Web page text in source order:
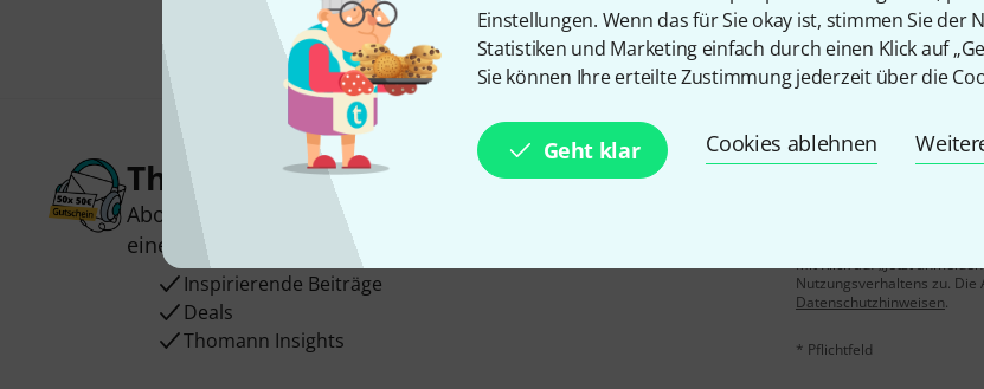
Einstellungen. Wenn das für Sie okay ist, stimmen Sie der
Statistiken und Marketing einfach durch einen Klick auf
Sie können Ihre erteilte Zustimmung jederzeit über die
Geht klar Cookies ablehnen
Thomann Newsletter
Abonniere den Thomann Newsletter und gewinne mit etwas Glück
einen von
50 Gutscheinen
Inspirierende Beiträge
Deals
Thomann Insights
Mit Klick auf „Jetzt
Nutzungsverhaltens zu.
Datenschutzhinweisen.
* Pflichtfeld